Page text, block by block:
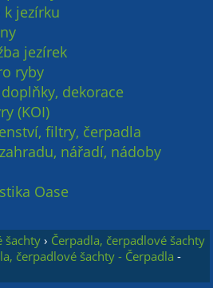
jezírku
jezírek
ryby
dekorace
(KOI)
filtry, čerpadla
nářadí, nádoby
Oase
šachty › Čerpadla, čerpadlové šachty
čerpadlové šachty - Čerpadla -